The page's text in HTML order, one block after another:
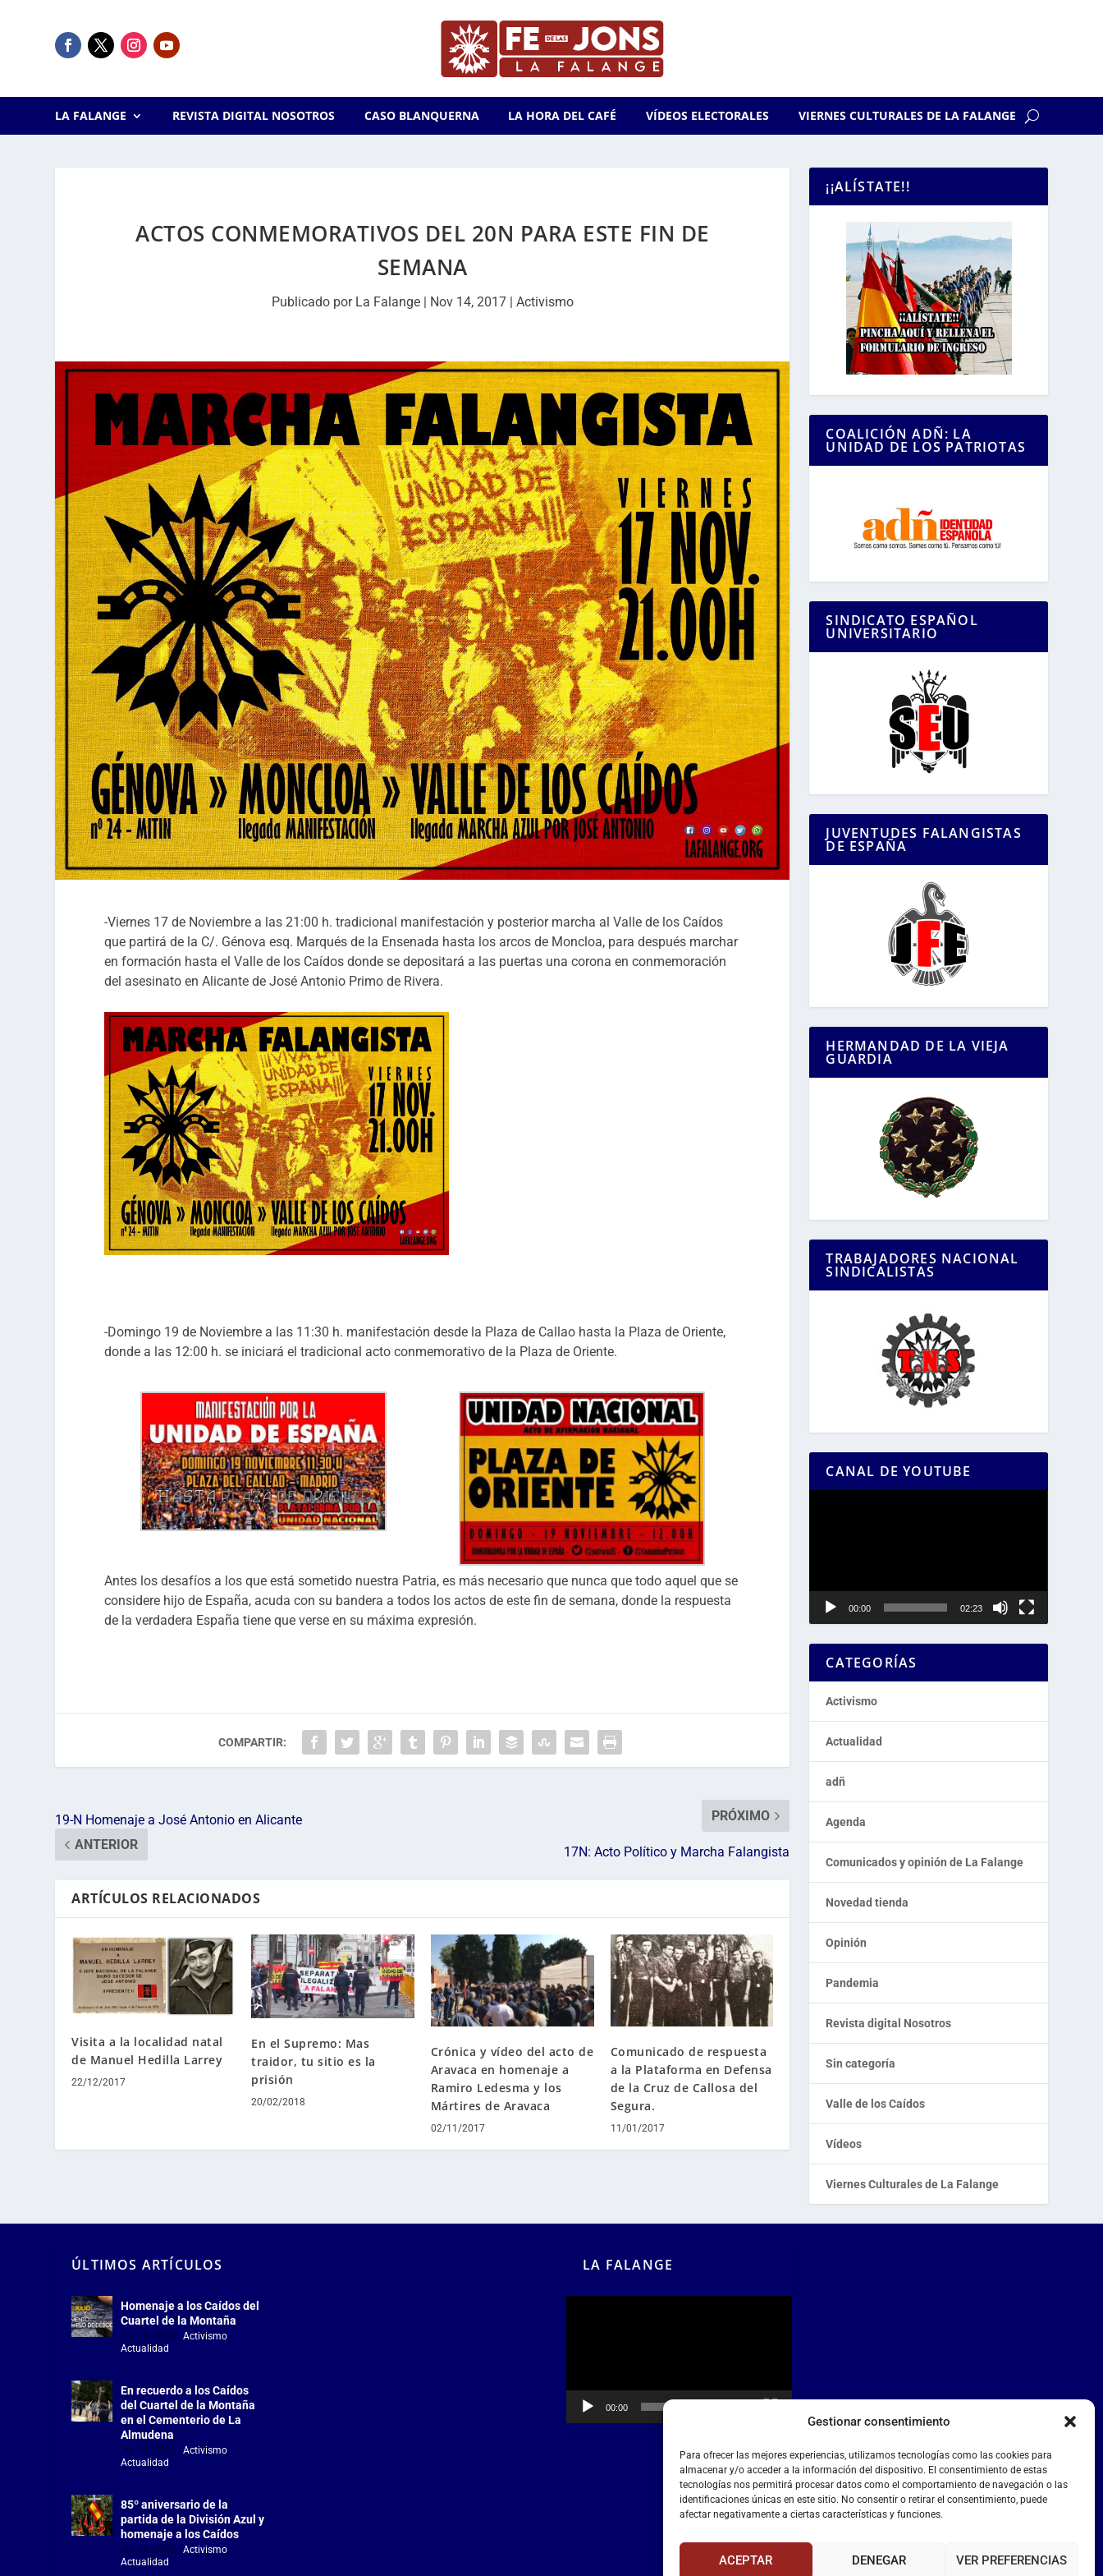
Gestionar consentimiento
Para ofrecer las mejores experiencias, utilizamos tecnologías como las cookies para
almacenar y/o acceder a la información del dispositivo. El consentimiento de estas
tecnologías nos permitirá procesar datos como el comportamiento de navegación o las
identificaciones únicas en este sitio. No consentir o retirar el consentimiento, puede
afectar negativamente a ciertas características y funciones.
ACEPTAR DENEGAR VER PREFERENCIAS
LA FALANGE REVISTA DIGITAL NOSOTROS CASO BLANQUERNA LA HORA DEL CAFÉ VÍDEOS ELECTORALES VIERNES CULTURALES DE LA FALANGE
ACTOS CONMEMORATIVOS DEL 20N PARA ESTE FIN DE
SEMANA
Publicado por La Falange| Nov 14, 2017| Activismo
-Viernes 17 de Noviembre a las 21:00 h. tradicional manifestación y posterior marcha al Valle de los Caídos
que partirá de la C/. Génova esq. Marqués de la Ensenada hasta los arcos de Moncloa, para después marchar
en formación hasta el Valle de los Caídos donde se depositará a las puertas una corona en conmemoración
del asesinato en Alicante de José Antonio Primo de Rivera.
-Domingo 19 de Noviembre a las 11:30 h. manifestación desde la Plaza de Callao hasta la Plaza de Oriente,
donde a las 12:00 h. se iniciará el tradicional acto conmemorativo de la Plaza de Oriente.
Antes los desafíos a los que está sometido nuestra Patria, es más necesario que nunca que todo aquel que se
considere hijo de España, acuda con su bandera a todos los actos de este fin de semana, donde la respuesta
de la verdadera España tiene que verse en su máxima expresión.
COMPARTIR:
19-N Homenaje a José Antonio en Alicante
ANTERIOR
PRÓXIMO
17N: Acto Político y Marcha Falangista
ARTÍCULOS RELACIONADOS
Visita a la localidad natal
de Manuel Hedilla Larrey
22/12/2017
En el Supremo: Mas
traidor, tu sitio es la
prisión
20/02/2018
Crónica y vídeo del acto de
Aravaca en homenaje a
Ramiro Ledesma y los
Mártires de Aravaca
02/11/2017
Comunicado de respuesta
a la Plataforma en Defensa
de la Cruz de Callosa del
Segura.
11/01/2017
¡¡ALÍSTATE!!
COALICIÓN ADÑ: LA
UNIDAD DE LOS PATRIOTAS
SINDICATO ESPAÑOL
UNIVERSITARIO
JUVENTUDES FALANGISTAS
DE ESPAÑA
HERMANDAD DE LA VIEJA
GUARDIA
TRABAJADORES NACIONAL
SINDICALISTAS
CANAL DE YOUTUBE
00:00 02:23
CATEGORÍAS
Activismo
Actualidad
adñ
Agenda
Comunicados y opinión de La Falange
Novedad tienda
Opinión
Pandemia
Revista digital Nosotros
Sin categoría
Valle de los Caídos
Vídeos
Viernes Culturales de La Falange
ÚLTIMOS ARTÍCULOS
Homenaje a los Caídos del
Cuartel de la Montaña
Jul 18, 2026 |Activismo,
Actualidad
En recuerdo a los Caídos
del Cuartel de la Montaña
en el Cementerio de La
Almudena
Jul 18, 2026 |Activismo,
Actualidad
85º aniversario de la
partida de la División Azul y
homenaje a los Caídos
Jul 15, 2026 |Activismo,
Actualidad
LA FALANGE
00:00